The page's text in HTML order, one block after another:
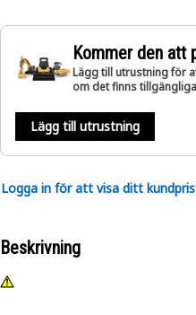
Kommer den att
Lägg till utrustning för
om det finns
Lägg till utrustning
Logga in för att visa ditt kundpris
Beskrivning